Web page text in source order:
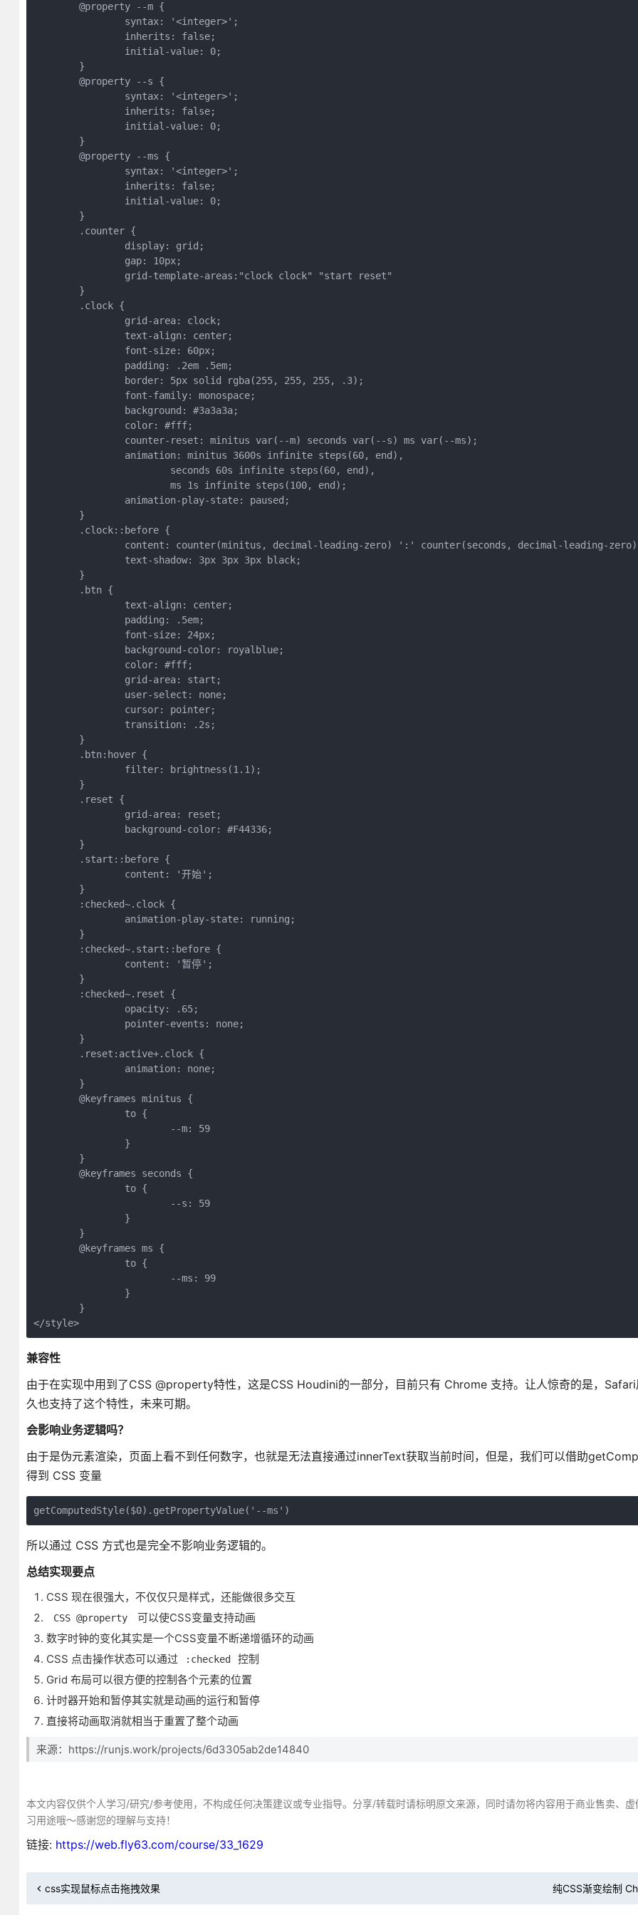
	@property --m {
		syntax: '<integer>';
		inherits: false;
		initial-value: 0;
	}
	@property --s {
		syntax: '<integer>';
		inherits: false;
		initial-value: 0;
	}
	@property --ms {
		syntax: '<integer>';
		inherits: false;
		initial-value: 0;
	}
	.counter {
		display: grid;
		gap: 10px;
		grid-template-areas:"clock clock" "start reset"
	}
	.clock {
		grid-area: clock;
		text-align: center;
		font-size: 60px;
		padding: .2em .5em;
		border: 5px solid rgba(255, 255, 255, .3);
		font-family: monospace;
		background: #3a3a3a;
		color: #fff;
		counter-reset: minitus var(--m) seconds var(--s) ms var(--ms);
		animation: minitus 3600s infinite steps(60, end),
			seconds 60s infinite steps(60, end),
			ms 1s infinite steps(100, end);
		animation-play-state: paused;
	}
	.clock::before {
content: counter(minitus, decimal-leading-zero) ':' counter(seconds, decimal-leading-
		text-shadow: 3px 3px 3px black;
	}
	.btn {
		text-align: center;
		padding: .5em;
		font-size: 24px;
		background-color: royalblue;
		color: #fff;
		grid-area: start;
		user-select: none;
		cursor: pointer;
		transition: .2s;
	}
	.btn:hover {
		filter: brightness(1.1);
	}
	.reset {
		grid-area: reset;
		background-color: #F44336;
	}
	.start::before {
		content: '开始';
	}
	:checked~.clock {
		animation-play-state: running;
	}
	:checked~.start::before {
		content: '暂停';
	}
	:checked~.reset {
		opacity: .65;
		pointer-events: none;
	}
	.reset:active+.clock {
		animation: none;
	}
	@keyframes minitus {
		to {
			--m: 59
		}
	}
	@keyframes seconds {
		to {
			--s: 59
		}
	}
	@keyframes ms {
		to {
			--ms: 99
		}
	}
</style>
兼容性
由于在实现中用到了CSS @property特性，这是CSS Houdini的一部分，目前只有 Chrome 支持。让人惊奇的是，
久也支持了这个特性，未来可期。
会影响业务逻辑吗？
由于是伪元素渲染，页面上看不到任何数字，也就是无法直接通过innerText获取当前时间，但是，我们可以借助
得到 CSS 变量
getComputedStyle($0).getPropertyValue('--ms')
所以通过 CSS 方式也是完全不影响业务逻辑的。
总结实现要点
CSS 现在很强大，不仅仅只是样式，还能做很多交互
CSS @property
可以使CSS变量支持动画
数字时钟的变化其实是一个CSS变量不断递增循环的动画
CSS 点击操作状态可以通过
:checked
控制
Grid 布局可以很方便的控制各个元素的位置
计时器开始和暂停其实就是动画的运行和暂停
直接将动画取消就相当于重置了整个动画
来源：https://runjs.work/projects/6d3305ab2de14840
本文内容仅供个人学习/研究/参考使用，不构成任何决策建议或专业指导。分享/转载时请标明原文来源，同时请勿将内容用于商业售卖、虚
习用途哦～感谢您的理解与支持！
链接: https://web.fly63.com/course/33_1629
css实现鼠标点击拖拽效果 纯CSS渐变绘制